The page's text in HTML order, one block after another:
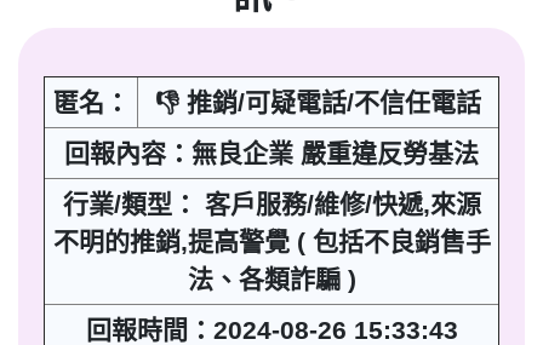
匿名：
👎 推銷/可疑電話/不信任電話
回報內容：無良企業 嚴重違反勞基法
行業/類型： 客戶服務/維修/快遞,來源
不明的推銷,提高警覺 ( 包括不良銷售手
法、各類詐騙 )
回報時間：2024-08-26 15:33:43